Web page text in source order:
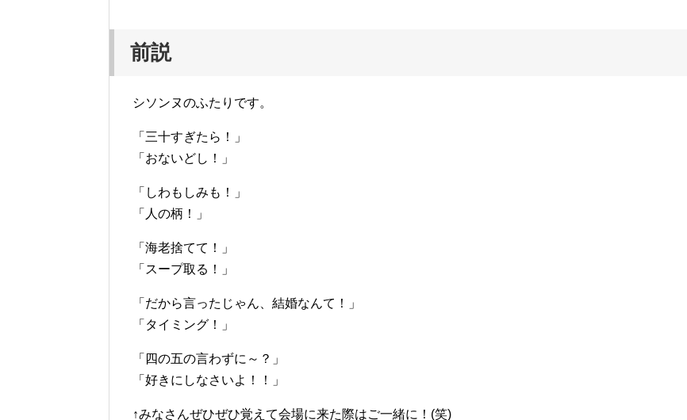
前説
シソンヌのふたりです。
「三十すぎたら！」
「おないどし！」
「しわもしみも！」
「人の柄！」
「海老捨てて！」
「スープ取る！」
「だから言ったじゃん、結婚なんて！」
「タイミング！」
「四の五の言わずに～？」
「好きにしなさいよ！！」
↑みなさんぜひぜひ覚えて会場に来た際はご一緒に！(笑)